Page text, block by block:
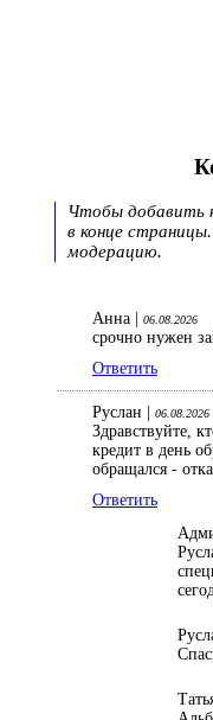
Чтобы добавить
в конце
модерацию.
Анна | 06.08.2026
срочно нужен
Ответить
Руслан | 06.08.2026
Здравствуйте,
кредит в день
обращался -
Ответить